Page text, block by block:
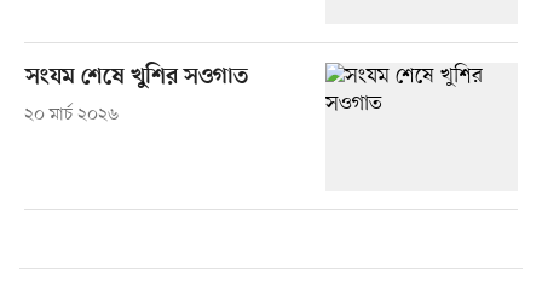
সংযম শেষে খুশির সওগাত
২০ মার্চ ২০২৬